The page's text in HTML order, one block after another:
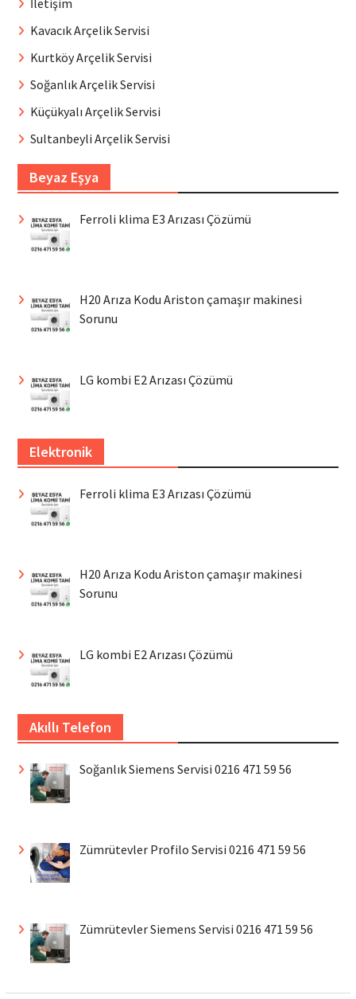
Kavacık Arçelik Servisi
Kurtköy Arçelik Servisi
Soğanlık Arçelik Servisi
Küçükyalı Arçelik Servisi
Sultanbeyli Arçelik Servisi
Beyaz Eşya
Ferroli klima E3 Arızası Çözümü
H20 Arıza Kodu Ariston çamaşır makinesi
Sorunu
LG kombi E2 Arızası Çözümü
Elektronik
Ferroli klima E3 Arızası Çözümü
H20 Arıza Kodu Ariston çamaşır makinesi
Sorunu
LG kombi E2 Arızası Çözümü
Akıllı Telefon
Soğanlık Siemens Servisi 0216 471 59 56
Zümrütevler Profilo Servisi 0216 471 59 56
Zümrütevler Siemens Servisi 0216 471 59 56